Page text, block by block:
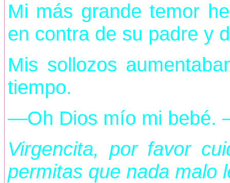
Mi más grande temor
en contra de su padre y
Mis sollozos
tiempo.
—Oh Dios mío mi bebé.
Virgencita, por favor
permitas que nada malo